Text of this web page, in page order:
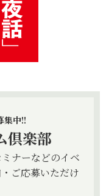
集中!!
倶楽部
ナーなどのイベ
ご応募いただけ